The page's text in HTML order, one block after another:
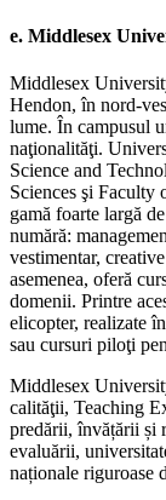
e. Middlesex
Middlesex
Hendon, în nord-
lume. În campusul
naţionalităţi.
Science and
Sciences şi Faculty
gamă foarte largă
numără:
vestimentar,
asemenea, oferă
domenii. Printre
elicopter, realizate
sau cursuri piloţi
Middlesex
calităţii, Teaching
predării, învățării și
evaluării,
naționale riguroase